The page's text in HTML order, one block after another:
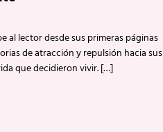
al lector desde sus primeras páginas
de atracción y repulsión hacia sus
que decidieron vivir.[…]